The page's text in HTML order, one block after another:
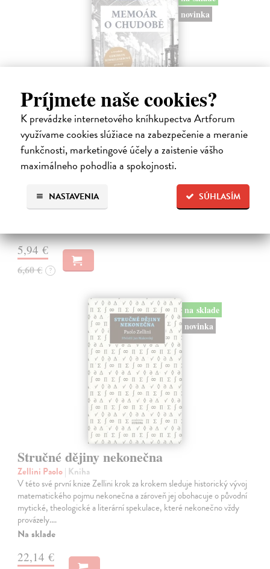
Príjmete naše cookies?
K prevádzke internetového kníhkupectva Artforum
využívame cookies slúžiace na zabezpečenie a meranie
funkčnosti, marketingové účely a zaistenie vášho
maximálneho pohodlia a spokojnosti.
SÚHLASÍM
NASTAVENIA
novinka
Memoár o chudobě
Tocqueville Alexis de| Kniha
První český překlad méně známého díla jedné z nejvýznamnějších
osobností evropské politické filosofie 19. století je doplněn obšírnými
komentáři Ivo Budila, Jana Kellera a Gertrudy Himmelfalberové.
Od…
5,94 €
6,60 € ?
na sklade
novinka
Stručné dějiny nekonečna
Zellini Paolo| Kniha
V této své první knize Zellini krok za krokem sleduje historický vývoj
matematického pojmu nekonečna a zároveň jej obohacuje o původní
mytické, theologické a literární spekulace, které nekonečno vždy
provázely.…
Na sklade
22,14 €